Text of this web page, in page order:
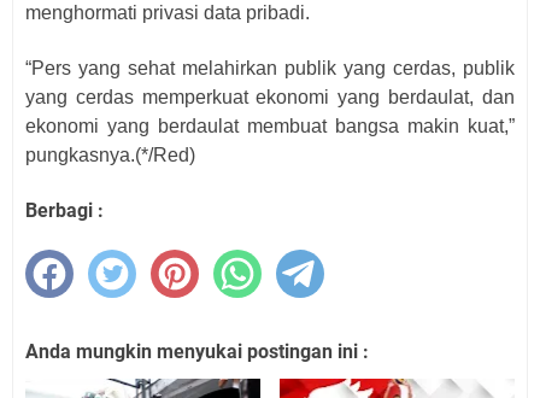
menghormati privasi data pribadi.
“Pers yang sehat melahirkan publik yang cerdas, publik
yang cerdas memperkuat ekonomi yang berdaulat, dan
ekonomi yang berdaulat membuat bangsa makin kuat,”
pungkasnya.(*/Red)
Berbagi :
Anda mungkin menyukai postingan ini :